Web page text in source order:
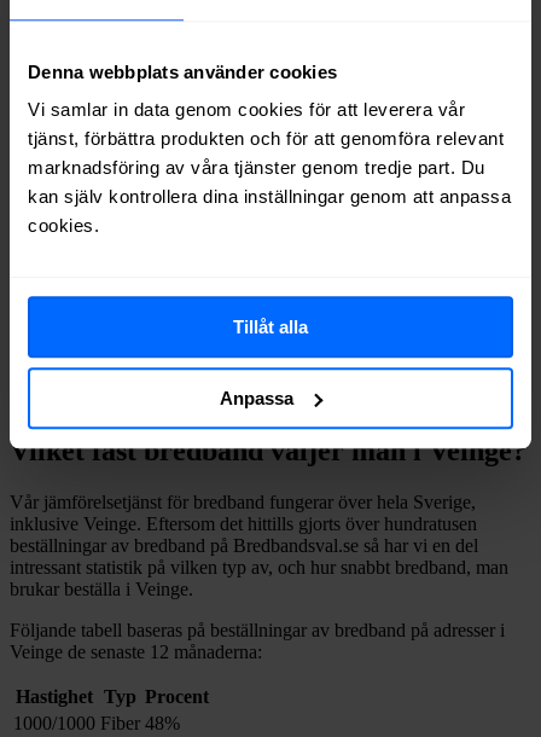
Denna webbplats använder cookies
Vi samlar in data genom cookies för att leverera vår
tjänst, förbättra produkten och för att genomföra relevant
marknadsföring av våra tjänster genom tredje part. Du
kan själv kontrollera dina inställningar genom att anpassa
cookies.
Tillåt alla
Anpassa
Allente Fiber
87%
Ownit
Fiber
83%
Telenor
Fiber
61%
Halebop
Fiber
57%
Trygg Surf
Fiber
45%
Comviq
Fiber
27%
Inleed
bredband på din adress iVeingepå Bredbandsval.se är det bara att
Vilket fast bredband väljer man iVeinge?
Vår jämförelsetjänst för bredband fungerar över hela Sverige,
inklusive Veinge. Eftersom det hittills gjorts över hundratusen
beställningar av bredband på Bredbandsval.se så har vi en del
intressant statistik på vilken typ av, och hur snabbt bredband, man
brukar beställa i Veinge.
Följande tabell baseras på beställningar av bredband på adresser i
Veinge de senaste 12 månaderna:
Hastighet Typ Procent
1000/1000 Fiber 48%